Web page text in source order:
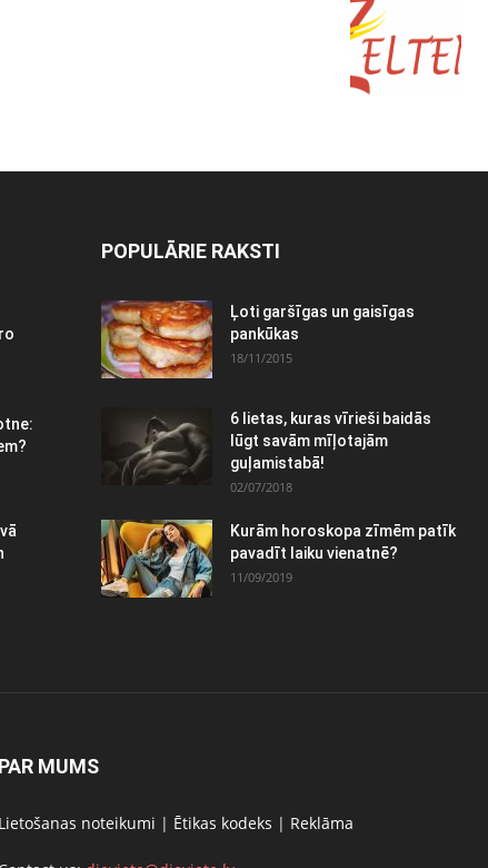
POPULĀRIE RAKSTI
Ļoti garšīgas un gaisīgas
pankūkas
18/11/2015
6 lietas, kuras vīrieši baidās
lūgt savām mīļotajām
guļamistabā!
02/07/2018
Kurām horoskopa zīmēm patīk
pavadīt laiku vienatnē?
11/09/2019
PAR MUMS
Lietošanas noteikumi | Ētikas kodeks | Reklāma